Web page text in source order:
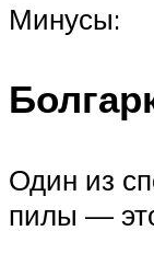
Минусы:
Один из
пилы —